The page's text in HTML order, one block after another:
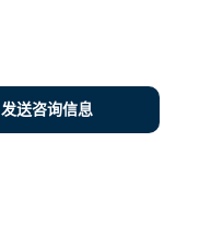
发送咨询信息